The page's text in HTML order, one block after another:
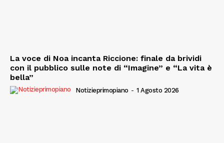
La voce di Noa incanta Riccione: finale da brividi
con il pubblico sulle note di “Imagine” e “La vita è
bella”
Notizieprimopiano - 1 Agosto 2026